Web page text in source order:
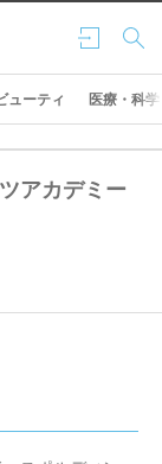
ログ
イン
検索
ューティ 医療・科学
アカデミー